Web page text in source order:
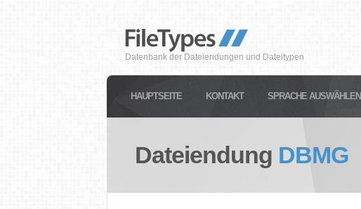
Datenbank der Dateiendungen und Dateitypen
HAUPTSEITE KONTAKT SPRACHE AUSWÄHLEN
Dateiendung DBMG